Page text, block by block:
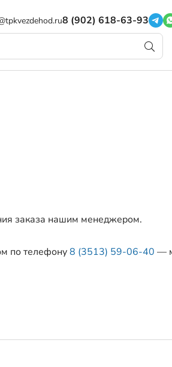
8 (902) 618-63-93
заказа нашим менеджером.
по телефону8 (3513) 59-06-40 —